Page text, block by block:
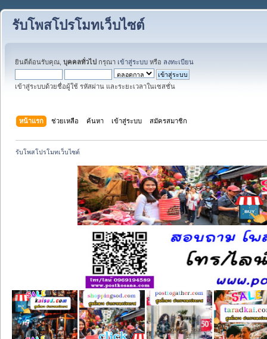
รับโพสโปรโมทเว็บไซต์
ยินดีต้อนรับคุณ, บุคคลทั่วไป กรุณา เข้าสู่ระบบ หรือ ลงทะเบียน
เข้าสู่ระบบด้วยชื่อผู้ใช้ รหัสผ่าน และระยะเวลาในเซสชั่น
หน้าแรก ช่วยเหลือ ค้นหา เข้าสู่ระบบ สมัครสมาชิก
รับโพสโปรโมทเว็บไซต์